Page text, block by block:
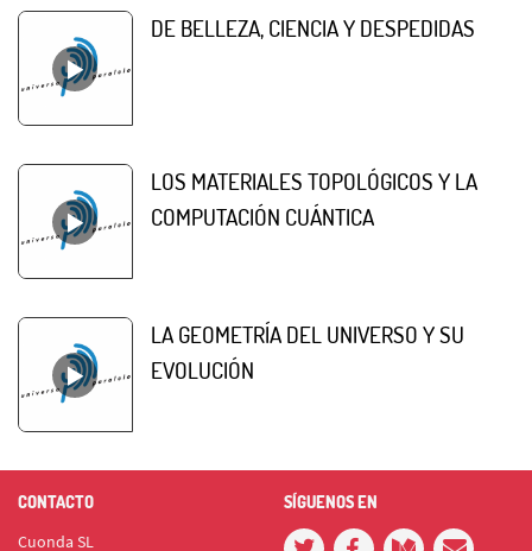
DE BELLEZA, CIENCIA Y DESPEDIDAS
LOS MATERIALES TOPOLÓGICOS Y LA
COMPUTACIÓN CUÁNTICA
LA GEOMETRÍA DEL UNIVERSO Y SU
EVOLUCIÓN
CONTACTO
Cuonda SL
SÍGUENOS EN